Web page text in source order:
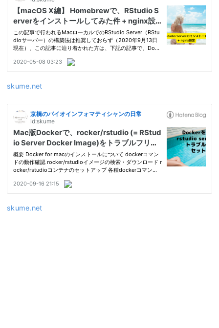
skume.net
skume.net